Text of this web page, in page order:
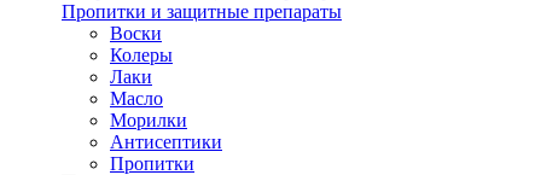
Пропитки и защитные препараты
Воски
Колеры
Лаки
Масло
Морилки
Антисептики
Пропитки